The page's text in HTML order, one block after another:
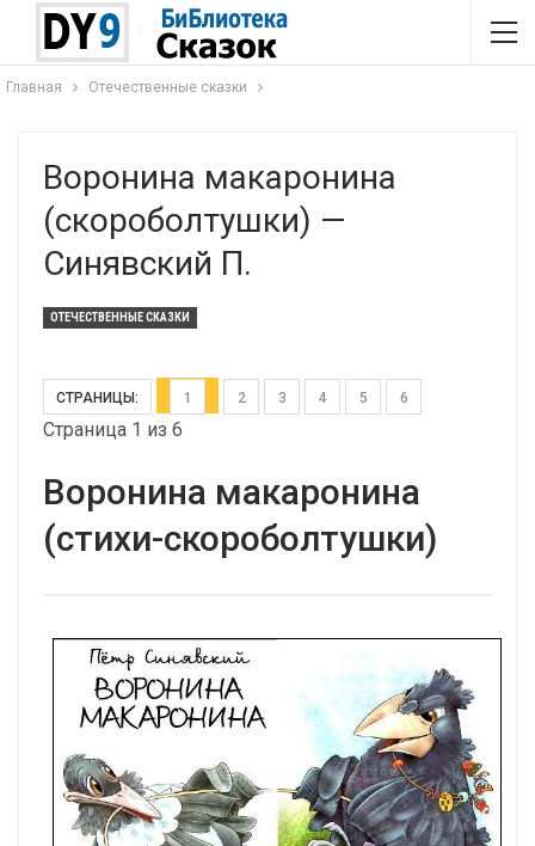
Главная Отечественные сказки
Воронина макаронина
(скороболтушки) —
Синявский П.
ОТЕЧЕСТВЕННЫЕ СКАЗКИ
СТРАНИЦЫ: 1 2 3 4 5 6
Страница 1 из 6
Воронина макаронина
(стихи-скороболтушки)